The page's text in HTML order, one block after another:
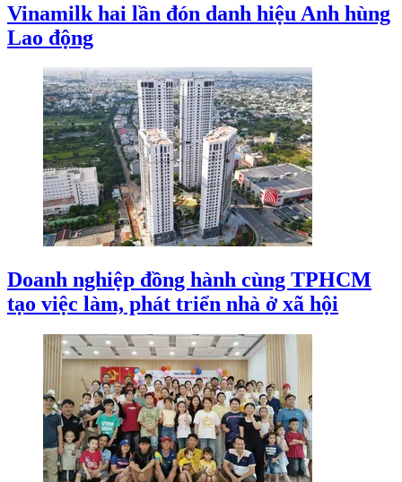
Vinamilk hai lần đón danh hiệu Anh hùng
Lao động
Doanh nghiệp đồng hành cùng TPHCM
tạo việc làm, phát triển nhà ở xã hội